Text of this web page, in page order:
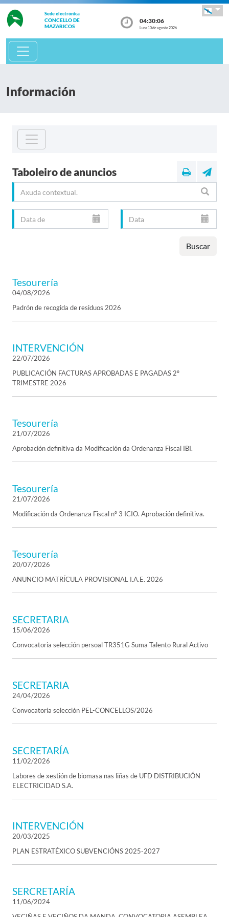
Sede electrónica
CONCELLO DE
MAZARICOS
04:30:06
Luns 10 de agosto 2026
Información
Taboleiro de anuncios
Buscar
Tesourería
04/08/2026
Padrón de recogida de residuos 2026
INTERVENCIÓN
22/07/2026
PUBLICACIÓN FACTURAS APROBADAS E PAGADAS 2º
TRIMESTRE 2026
Tesourería
21/07/2026
Aprobación definitiva da Modificación da Ordenanza Fiscal IBI.
Tesourería
21/07/2026
Modificación da Ordenanza Fiscal nº 3 ICIO. Aprobación definitiva.
Tesourería
20/07/2026
ANUNCIO MATRÍCULA PROVISIONAL I.A.E. 2026
SECRETARIA
15/06/2026
Convocatoria selección persoal TR351G Suma Talento Rural Activo
SECRETARIA
24/04/2026
Convocatoria selección PEL-CONCELLOS/2026
SECRETARÍA
11/02/2026
Labores de xestión de biomasa nas liñas de UFD DISTRIBUCIÓN
ELECTRICIDAD S.A.
INTERVENCIÓN
20/03/2025
PLAN ESTRATÉXICO SUBVENCIÓNS 2025-2027
SERCRETARÍA
11/06/2024